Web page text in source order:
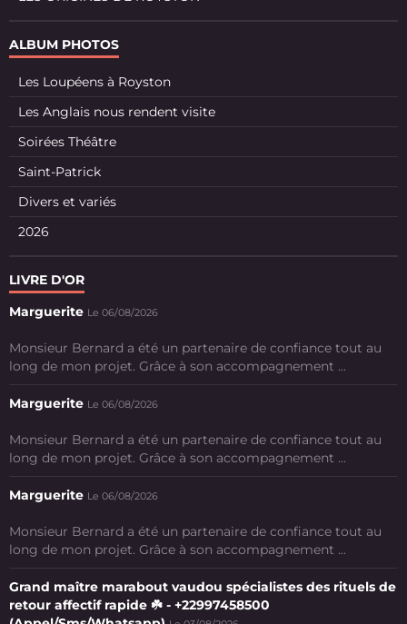
ALBUM PHOTOS
Les Loupéens à Royston
Les Anglais nous rendent visite
Soirées Théâtre
Saint-Patrick
Divers et variés
2026
LIVRE D'OR
Marguerite Le 06/08/2026
Monsieur Bernard a été un partenaire de confiance tout au
long de mon projet. Grâce à son accompagnement ...
Marguerite Le 06/08/2026
Monsieur Bernard a été un partenaire de confiance tout au
long de mon projet. Grâce à son accompagnement ...
Marguerite Le 06/08/2026
Monsieur Bernard a été un partenaire de confiance tout au
long de mon projet. Grâce à son accompagnement ...
Grand maître marabout vaudou spécialistes des rituels de
retour affectif rapide ☘️ - +22997458500